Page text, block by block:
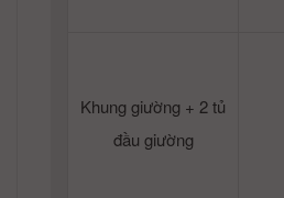
Khung giường + 2 tủ
đầu giường